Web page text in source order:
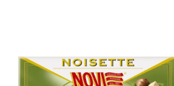
5
hvězdiček.